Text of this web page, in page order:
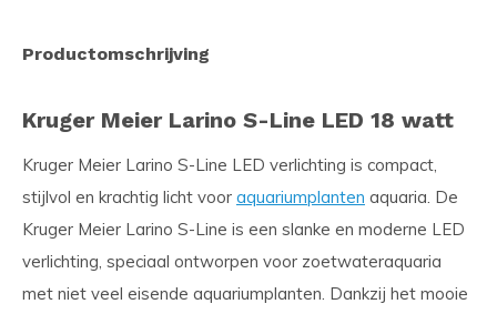
Productomschrijving
Kruger Meier Larino S-Line LED 18 watt
Kruger Meier Larino S-Line LED verlichting is compact,
stijlvol en krachtig licht voor aquariumplanten aquaria. De
Kruger Meier Larino S-Line is een slanke en moderne LED
verlichting, speciaal ontworpen voor zoetwateraquaria
met niet veel eisende aquariumplanten. Dankzij het mooie